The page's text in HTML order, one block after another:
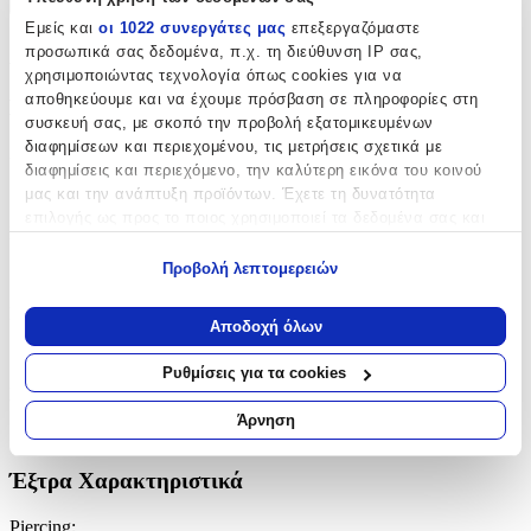
Εμείς και οι 1022 συνεργάτες μας επεξεργαζόμαστε
προσωπικά σας δεδομένα, π.χ. τη διεύθυνση IP σας,
χρησιμοποιώντας τεχνολογία όπως cookies για να
αποθηκεύουμε και να έχουμε πρόσβαση σε πληροφορίες στη
συσκευή σας, με σκοπό την προβολή εξατομικευμένων
διαφημίσεων και περιεχομένου, τις μετρήσεις σχετικά με
διαφημίσεις και περιεχόμενο, την καλύτερη εικόνα του κοινού
μας και την ανάπτυξη προϊόντων. Έχετε τη δυνατότητα
Να συλλέξουμε πληροφορίες σχετικά με τη γεωγραφική
σας τοποθεσία, οι οποίες μπορεί να είναι ακριβείς σε
απόσταση μερικών μέτρων
Να αναγνωρίσουμε τη συσκευή σας σαρώνοντας ενεργά
για συγκεκριμένα χαρακτηριστικά (δακτυλικό αποτύπωμα)
Μάθετε περισσότερα σχετικά με τον τρόπο επεξεργασίας των
προσωπικών σας δεδομένων και καθορίστε τις προτιμήσεις σας
στηνενότητα “Λεπτομέρειες”
Προβολή λεπτομερειών
Αποδοχή όλων
Ρυθμίσεις για τα cookies
Άρνηση
Χαρακτηριστικά
Βασικά Χαρακτηριστικά
Χρώμα Υλικού:
Λευκό
Επιχρυσωμένα:
Περιοχή:
Αυτιά
Σετ:
Όχι
Έξτρα Χαρακτηριστικά
Piercing: